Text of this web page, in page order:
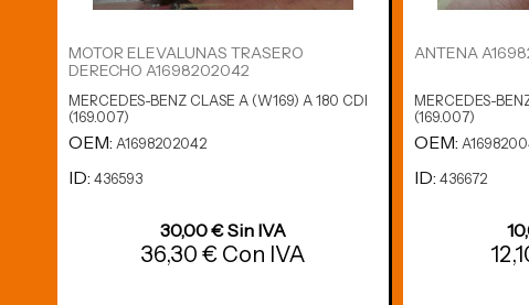
MOTOR ELEVALUNAS TRASERO
DERECHO A1698202042
MERCEDES-BENZ CLASE A (W169) A 180 CDI
(169.007)
OEM: A1698202042
ID: 436593
30,00 € Sin IVA
36,30 € Con IVA
ANTENA
MERCEDES-
(169.007)
OEM:
ID: 436672